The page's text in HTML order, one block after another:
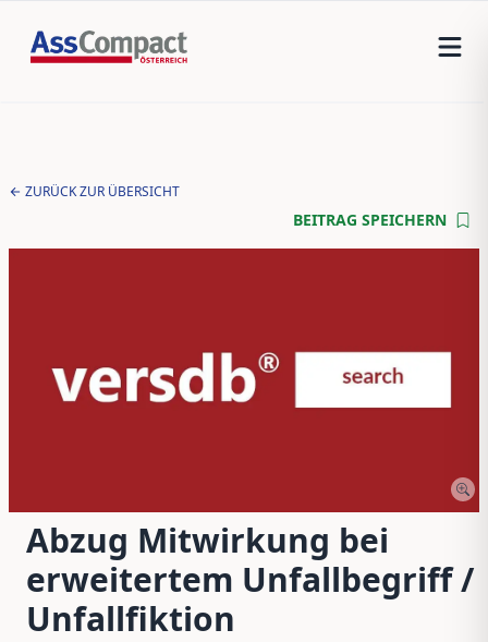
ZURÜCK ZUR ÜBERSICHT
BEITRAG SPEICHERN
Abzug Mitwirkung bei
erweitertem Unfallbegriff /
Unfallfiktion